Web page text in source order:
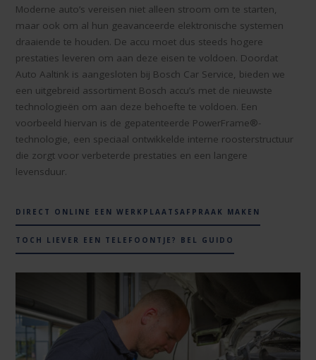
Moderne auto’s vereisen niet alleen stroom om te starten,
maar ook om al hun geavanceerde elektronische systemen
draaiende te houden. De accu moet dus steeds hogere
prestaties leveren om aan deze eisen te voldoen. Doordat
Auto Aaltink is aangesloten bij Bosch Car Service, bieden we
een uitgebreid assortiment Bosch accu’s met de nieuwste
technologieën om aan deze behoefte te voldoen. Een
voorbeeld hiervan is de gepatenteerde PowerFrame®-
technologie, een speciaal ontwikkelde interne roosterstructuur
die zorgt voor verbeterde prestaties en een langere
levensduur.
DIRECT ONLINE EEN WERKPLAATSAFPRAAK MAKEN
TOCH LIEVER EEN TELEFOONTJE? BEL GUIDO